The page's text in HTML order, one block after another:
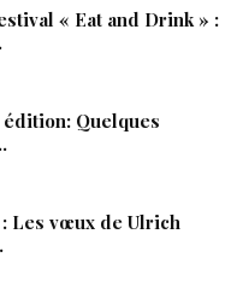
« Eat and Drink » :
Quelques
Les vœux de Ulrich